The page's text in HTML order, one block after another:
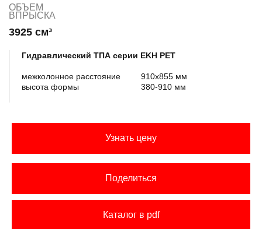
ОБЪЕМ
ВПРЫСКА
3925 см³
Гидравлический ТПА серии EKH PET
межколонное расстояние
910х855 мм
высота формы
380-910 мм
Узнать цену
Поделиться
Каталог в pdf